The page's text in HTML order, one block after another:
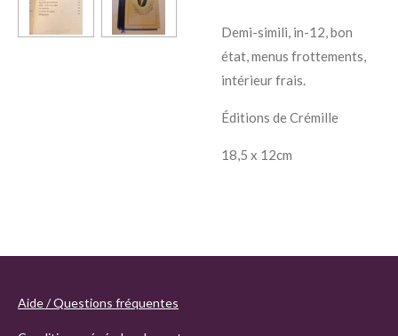
Demi-simili, in-12, bon
état, menus frottements,
intérieur frais.
Éditions de Crémille
18,5 x 12cm
Aide / Questions fréquentes